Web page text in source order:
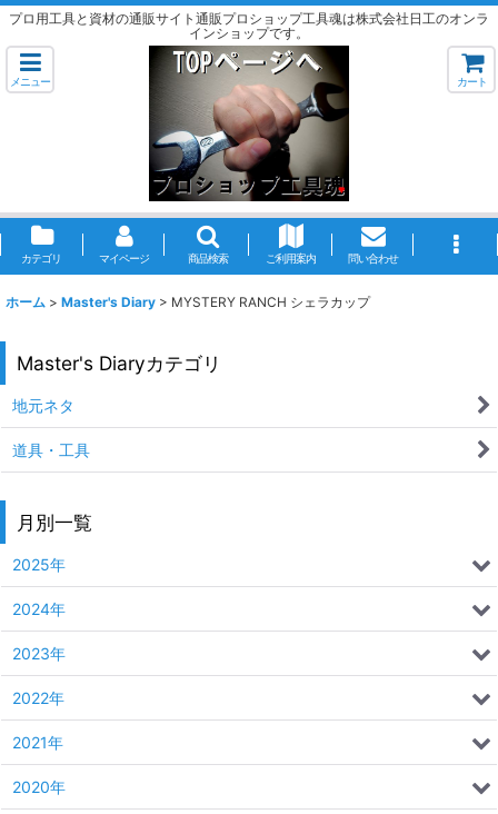
プロ用工具と資材の通販サイト通販プロショップ工具魂は株式会社日工のオンラ
インショップです。
メニュー カート
カテゴリ マイページ 商品検索 ご利用案内 問い合わせ
ホーム > Master's Diary > MYSTERY RANCH シェラカップ
Master's Diaryカテゴリ
地元ネタ
道具・工具
月別一覧
2025年
2024年
2023年
2022年
2021年
2020年